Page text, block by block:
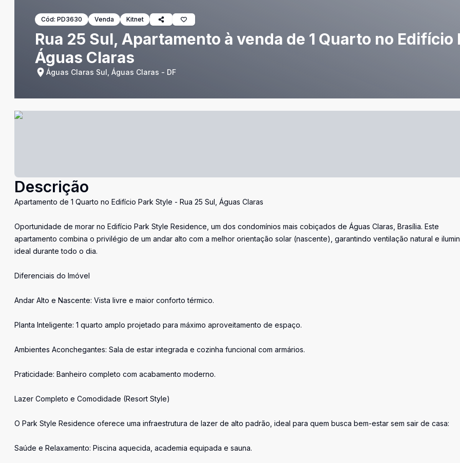
Cód: PD3630 Venda Kitnet
Rua 25 Sul, Apartamento à venda de 1 Quarto no Edifício
Águas Claras
Águas Claras Sul, Águas Claras - DF
Descrição
Apartamento de 1 Quarto no Edifício Park Style - Rua 25 Sul, Águas Claras
Oportunidade de morar no Edifício Park Style Residence, um dos condomínios mais cobiçados de Águas Claras, Brasília. Este
apartamento combina o privilégio de um andar alto com a melhor orientação solar (nascente), garantindo ventilação natural e
ideal durante todo o dia.
Diferenciais do Imóvel
Andar Alto e Nascente: Vista livre e maior conforto térmico.
Planta Inteligente: 1 quarto amplo projetado para máximo aproveitamento de espaço.
Ambientes Aconchegantes: Sala de estar integrada e cozinha funcional com armários.
Praticidade: Banheiro completo com acabamento moderno.
Lazer Completo e Comodidade (Resort Style)
O Park Style Residence oferece uma infraestrutura de lazer de alto padrão, ideal para quem busca bem-estar sem sair de casa:
Saúde e Relaxamento: Piscina aquecida, academia equipada e sauna.